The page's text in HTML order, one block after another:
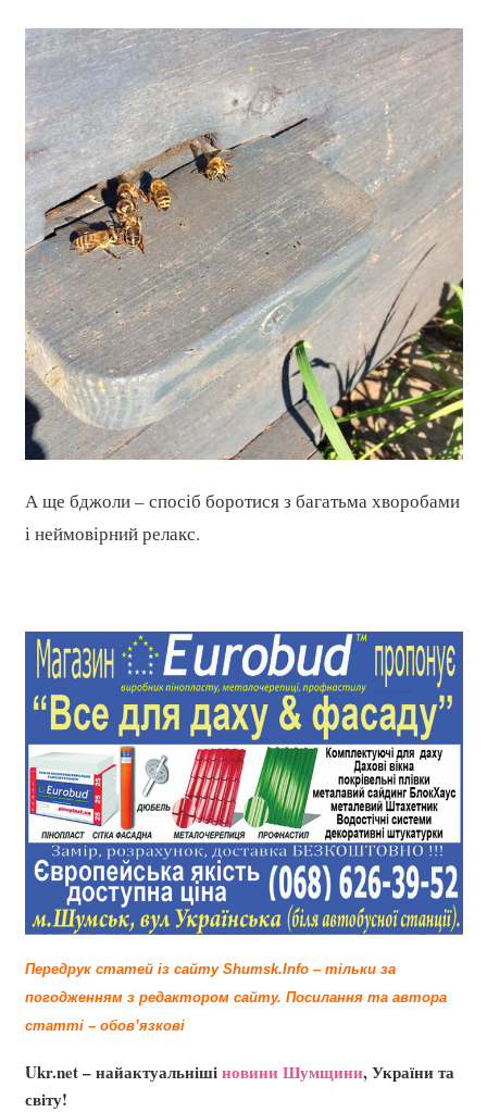
А ще бджоли – спосіб боротися з багатьма хворобами
і неймовірний релакс.
Передрук статей із сайту Shumsk.Info – тільки за
погодженням з редактором сайту. Посилання та автора
статті – обов’язкові
Ukr.net – найактуальнішіновини Шумщини, України та
світу!